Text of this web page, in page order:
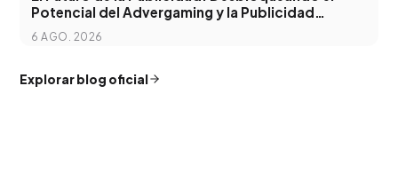
Potencial del Advergaming y la Publicidad
Programática
6 AGO. 2026
Explorar blog oficial